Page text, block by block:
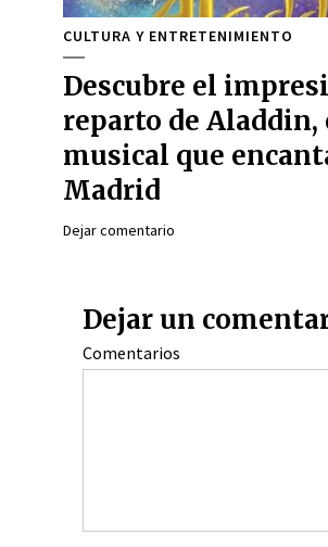
CULTURA Y ENTRETENIMIENTO
Descubre el
reparto de Aladdin,
musical que
Madrid
Dejar comentario
Dejar un
Comentarios